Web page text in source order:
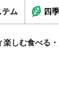
テム 四
楽しむ食べる・